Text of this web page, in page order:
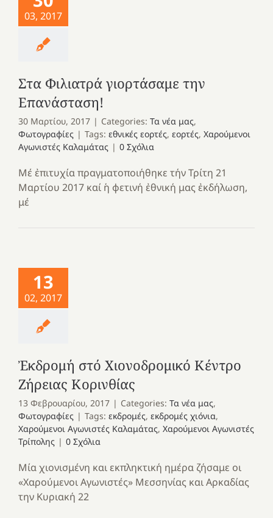
03, 2017
Στα Φιλιατρά γιορτάσαμε την
Επανάσταση!
30 Μαρτίου, 2017 | Categories: Τα νέα μας,
Φωτογραφίες | Tags: εθνικές εορτές, εορτές, Χαρούμενοι
Αγωνιστές Καλαμάτας | 0 Σχόλια
Μέ ἐπιτυχία πραγματοποιήθηκε τήν Τρίτη 21
Μαρτίου 2017 καί ἡ φετινή ἐθνική μας ἐκδήλωση,
μέ
13
02, 2017
Ἐκδρομή στό Χιονοδρομικό Κέντρο
Ζήρειας Κορινθίας
13 Φεβρουαρίου, 2017 | Categories: Τα νέα μας,
Φωτογραφίες | Tags: εκδρομές, εκδρομές χιόνια,
Χαρούμενοι Αγωνιστές Καλαμάτας, Χαρούμενοι Αγωνιστές
Τρίπολης | 0 Σχόλια
Μία χιονισμένη και εκπληκτική ημέρα ζήσαμε οι
«Χαρούμενοι Αγωνιστές» Μεσσηνίας και Αρκαδίας
την Κυριακή 22